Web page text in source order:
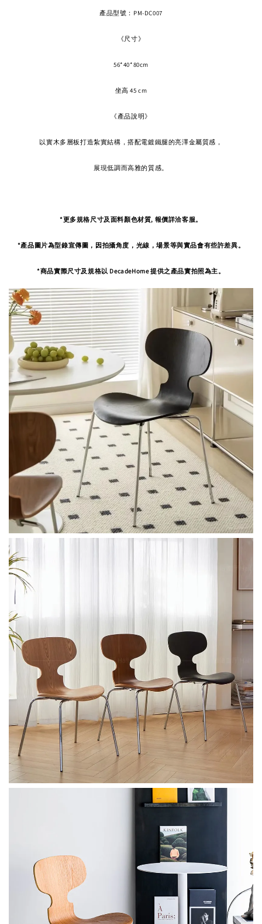
產品型號：PM-DC007
《尺寸》
56*40*80cm
坐高 45 cm
《產品說明》
以實木多層板打造紮實結構，搭配電鍍鐵腿的亮澤金屬質感，
展現低調而高雅的質感。
*更多規格尺寸及面料顏色材質, 報價詳洽客服。
*產品圖片為型錄宣傳圖，因拍攝角度， 光線，場景等與實品會有些許差異。
*商品實際尺寸及規格以 DecadeHome 提供之產品實拍照為主。